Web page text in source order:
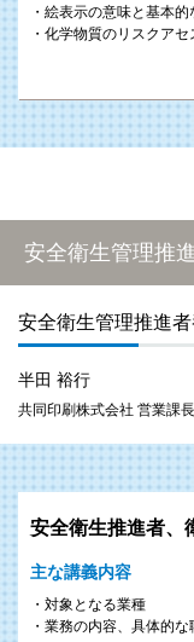
絵表示の意味と基本的
化学物質のリスクアセ
安全衛生管理推
安全衛生管理推進者
半田 裕行
共同印刷株式会社 営業課長
安全衛生推進者、
主な講義内容
対象となる業種
業務の内容、具体的な